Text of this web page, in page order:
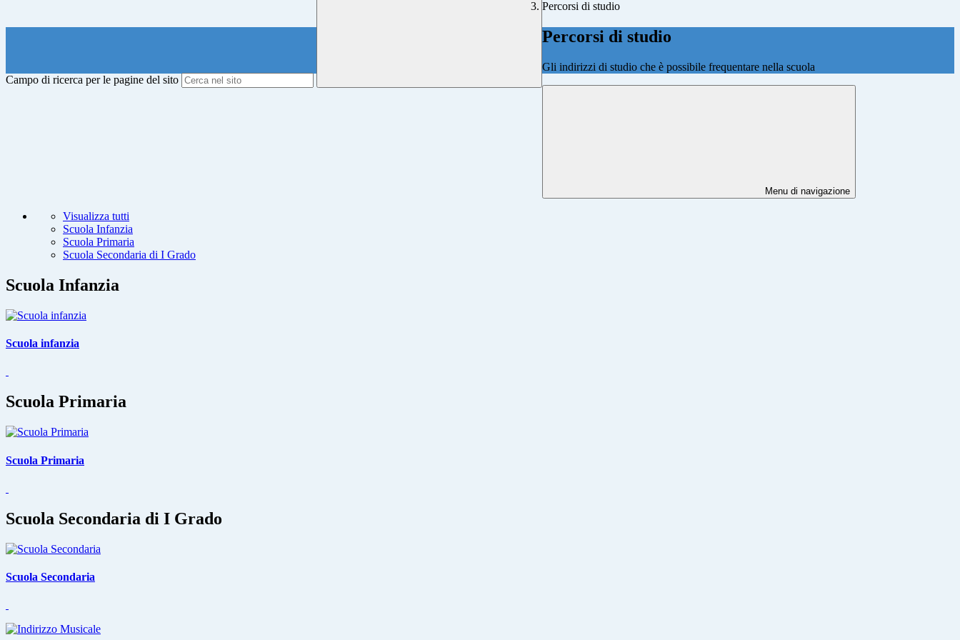
Campo di ricerca per le pagine del sito
Percorsi di studio
Percorsi di studio
Gli indirizzi di studio che è possibile frequentare nella scuola
Menu di navigazione
Visualizza tutti
Scuola Infanzia
Scuola Primaria
Scuola Secondaria di I Grado
Scuola Infanzia
Scuola infanzia
Scuola Primaria
Scuola Primaria
Scuola Secondaria di I Grado
Scuola Secondaria